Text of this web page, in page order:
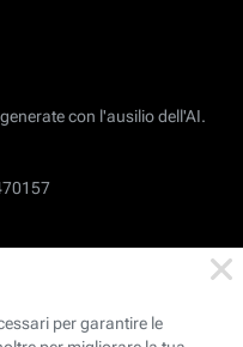
con l'ausilio dell'AI.